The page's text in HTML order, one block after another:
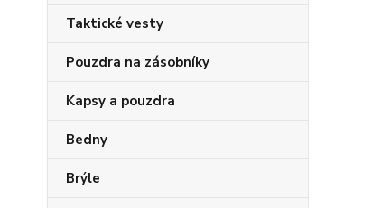
Taktické vesty
Pouzdra na zásobníky
Kapsy a pouzdra
Bedny
Brýle